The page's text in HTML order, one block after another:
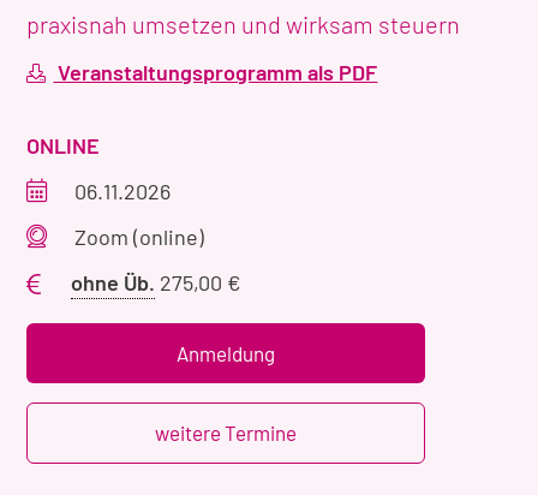
praxisnah umsetzen und wirksam steuern
Veranstaltungsprogramm als PDF
VERANSTALTUNGSART
ONLINE
Veranstaltungszeitraum
06.11.2026
Veranstaltungsort
Zoom (online)
ohne Üb. Preis
Übernachtung
275,00 €
Anmeldung
weitere Termine